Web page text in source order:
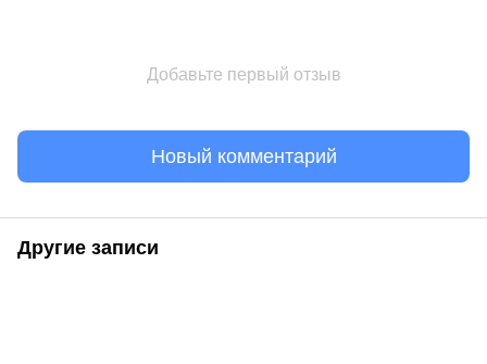
Добавьте первый отзыв
Новый комментарий
Другие записи